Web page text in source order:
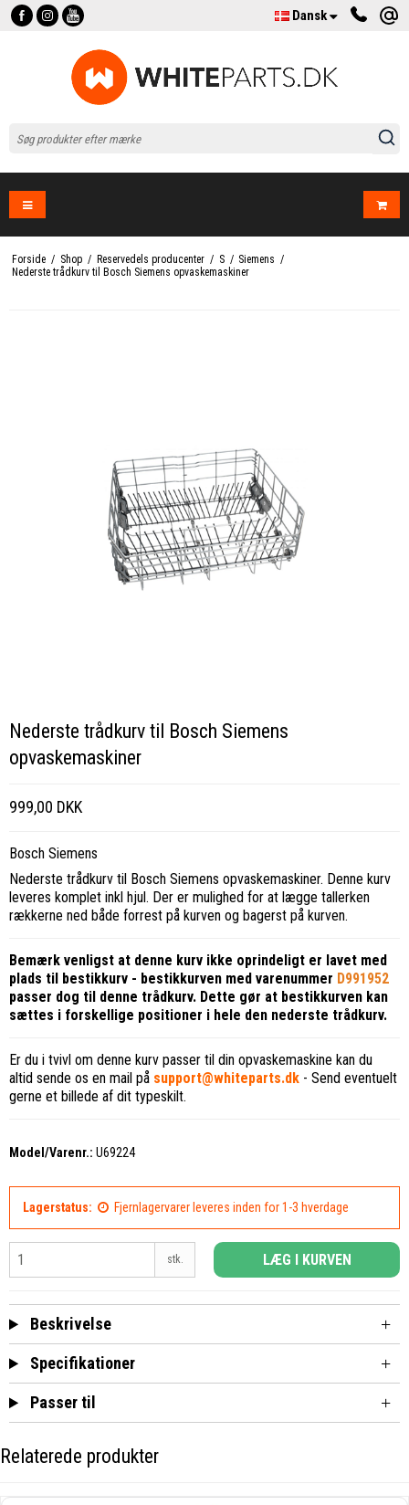
Dansk
Forside / Shop / Reservedels producenter / S / Siemens /
Nederste trådkurv til Bosch Siemens opvaskemaskiner
Nederste trådkurv til Bosch Siemens
opvaskemaskiner
999,00 DKK
Bosch Siemens
Nederste trådkurv til Bosch Siemens opvaskemaskiner. Denne kurv
leveres komplet inkl hjul. Der er mulighed for at lægge tallerken
rækkerne ned både forrest på kurven og bagerst på kurven.
Bemærk venligst at denne kurv ikke oprindeligt er lavet med
plads til bestikkurv - bestikkurven med varenummer D991952
passer dog til denne trådkurv. Dette gør at bestikkurven kan
sættes i forskellige positioner i hele den nederste trådkurv.
Er du i tvivl om denne kurv passer til din opvaskemaskine kan du
altid sende os en mail på support@whiteparts.dk - Send eventuelt
gerne et billede af dit typeskilt.
Model/Varenr.: U69224
Lagerstatus: Fjernlagervarer leveres inden for 1-3 hverdage
stk. LÆG I KURVEN
Beskrivelse
Specifikationer
Passer til
Relaterede produkter